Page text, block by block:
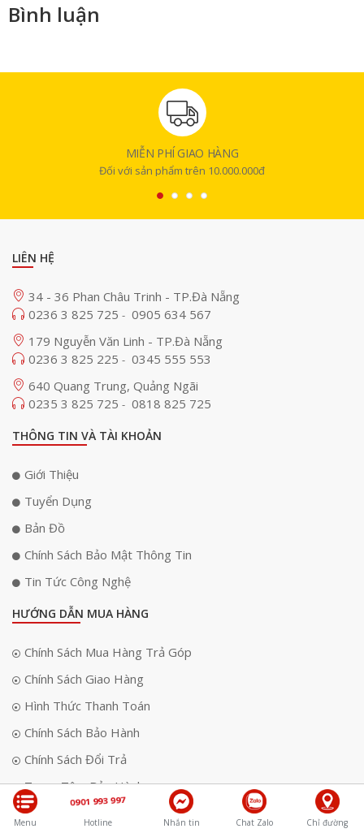
Bình luận
MIỄN PHÍ GIAO HÀNG
Đối với sản phẩm trên 10.000.000đ
Menu
0901 993 997
Hotline Nhắn tin Chat Zalo Chỉ đường
LIÊN HỆ
34 - 36 Phan Châu Trinh - TP.Đà Nẵng
0236 3 825 725 - 0905 634 567
179 Nguyễn Văn Linh - TP.Đà Nẵng
0236 3 825 225 - 0345 555 553
640 Quang Trung, Quảng Ngãi
0235 3 825 725 - 0818 825 725
THÔNG TIN VÀ TÀI KHOẢN
Giới Thiệu
Tuyển Dụng
Bản Đồ
Chính Sách Bảo Mật Thông Tin
Tin Tức Công Nghệ
HƯỚNG DẪN MUA HÀNG
Chính Sách Mua Hàng Trả Góp
Chính Sách Giao Hàng
Hình Thức Thanh Toán
Chính Sách Bảo Hành
Chính Sách Đổi Trả
Trung Tâm Bảo Hành
Tra Cứu Bảo Hành